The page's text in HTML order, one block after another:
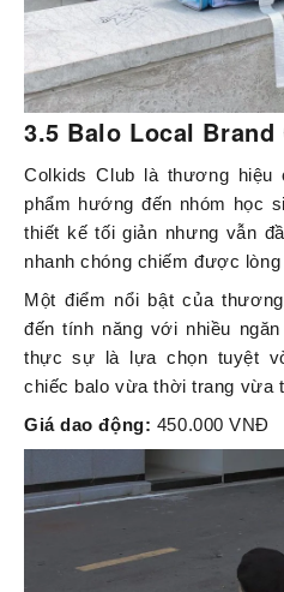
3.5 Balo Local
Colkids Club là thương hiệu
phẩm hướng đến nhóm học
thiết kế tối giản nhưng vẫn
nhanh chóng chiếm được
Một điểm nổi bật của
đến tính năng với nhiều
thực sự là lựa chọn tuyệt
chiếc balo vừa thời trang vừa
Giá dao động: 450.000 VNĐ